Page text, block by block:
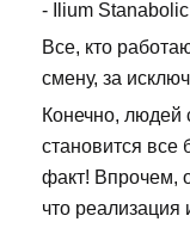
- Ilium
Все, кто
смену, за
Конечно,
становится
факт! Впрочем,
что